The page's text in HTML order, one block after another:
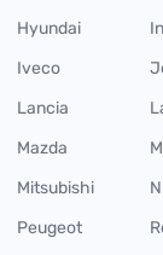
Hyundai
Iveco
Lancia
Mazda
Mitsubishi
Peugeot